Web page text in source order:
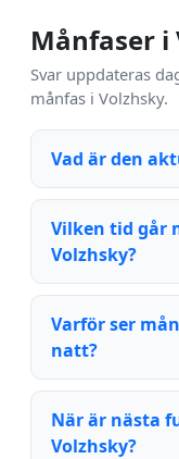
Månfaser i
Svar uppdateras
månfas i Volzhsky.
Vad är den
Vilken tid går
Volzhsky?
Varför ser
natt?
När är nästa
Volzhsky?